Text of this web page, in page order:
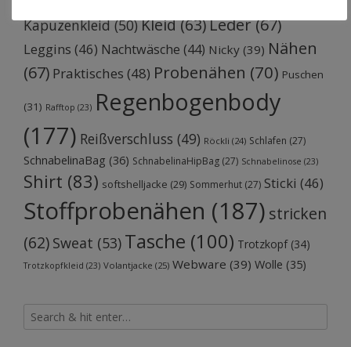
Kapuzenkleid(50)Kleid(63)Leder(67)
Leggins (46) Nachtwäsche (44) Nicky (39) Nähen
(67) Praktisches (48) Probenähen (70) Puschen
(31) Rafftop (23) Regenbogenbody
(177) Reißverschluss (49) Röckli (24) Schlafen (27)
SchnabelinaBag (36) SchnabelinaHipBag (27) Schnabelinose (23)
Shirt (83) softshelljacke (29) Sommerhut (27) Sticki (46)
Stoffprobenähen (187) stricken
(62) Sweat (53) Tasche (100) Trotzkopf(34)
Trotzkopfkleid (23) Volantjacke (25) Webware (39) Wolle (35)